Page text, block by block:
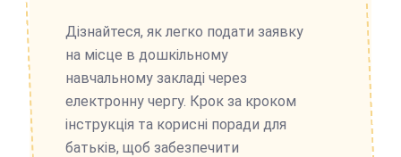
Дізнайтеся, як легко подати заявку
на місце в дошкільному
навчальному закладі через
електронну чергу. Крок за кроком
інструкція та корисні поради для
батьків, щоб забезпечити